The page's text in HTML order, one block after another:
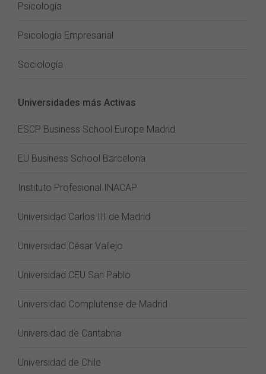
Psicología
Psicología Empresarial
Sociología
Universidades más Activas
ESCP Business School Europe Madrid
EU Business School Barcelona
Instituto Profesional INACAP
Universidad Carlos III de Madrid
Universidad César Vallejo
Universidad CEU San Pablo
Universidad Complutense de Madrid
Universidad de Cantabria
Universidad de Chile